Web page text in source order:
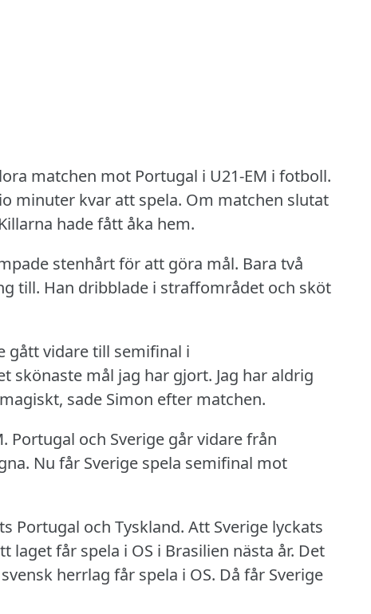
matchen mot Portugal i U21-EM i fotboll.
minuter kvar att spela. Om matchen slutat
Killarna hade fått åka hem.
stenhårt för att göra mål. Bara två
till. Han dribblade i straffområdet och sköt
gått vidare till semifinal i
skönaste mål jag har gjort. Jag har aldrig
sade Simon efter matchen.
Portugal och Sverige går vidare från
Nu får Sverige spela semifinal mot
Portugal och Tyskland. Att Sverige lyckats
laget får spela i OS i Brasilien nästa år. Det
herrlag får spela i OS. Då får Sverige